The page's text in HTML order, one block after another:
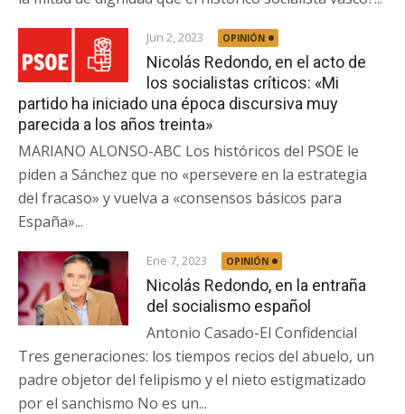
Jun 2, 2023 OPINIÓN
Nicolás Redondo, en el acto de
los socialistas críticos: «Mi
partido ha iniciado una época discursiva muy
parecida a los años treinta»
MARIANO ALONSO-ABC Los históricos del PSOE le
piden a Sánchez que no «persevere en la estrategia
del fracaso» y vuelva a «consensos básicos para
España»...
Ene 7, 2023 OPINIÓN
Nicolás Redondo, en la entraña
del socialismo español
Antonio Casado-El Confidencial
Tres generaciones: los tiempos recios del abuelo, un
padre objetor del felipismo y el nieto estigmatizado
por el sanchismo No es un...